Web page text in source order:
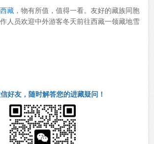
藏 ，物有所值，值得一看。友好的藏族同胞
人员欢迎中外游客冬天前往西藏一领藏地雪
好友，随时解答您的进藏疑问！